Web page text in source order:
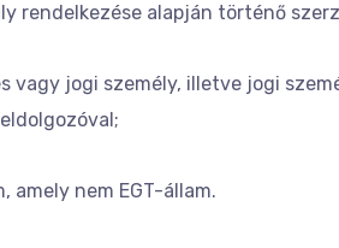
rendelkezése alapján történő
vagy jogi személy, illetve jogi
amely nem EGT-állam.